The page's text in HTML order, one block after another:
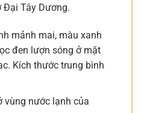
Đại Tây Dương.
mảnh mai, màu xanh
đen lượn sóng ở mặt
Kích thước trung bình
vùng nước lạnh của